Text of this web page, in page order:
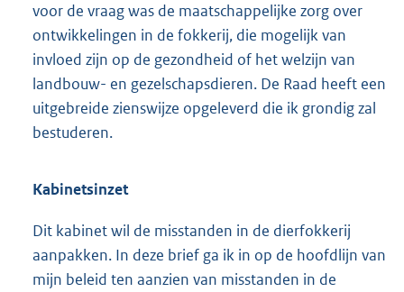
voor de vraag was de maatschappelijke zorg over
ontwikkelingen in de fokkerij, die mogelijk van
invloed zijn op de gezondheid of het welzijn van
landbouw- en gezelschapsdieren. De Raad heeft een
uitgebreide zienswijze opgeleverd die ik grondig zal
bestuderen.
Kabinetsinzet
Dit kabinet wil de misstanden in de dierfokkerij
aanpakken. In deze brief ga ik in op de hoofdlijn van
mijn beleid ten aanzien van misstanden in de